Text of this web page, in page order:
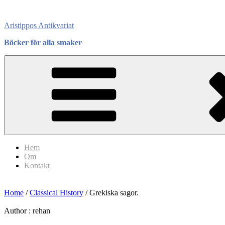
content
Aristippos Antikvariat
Böcker för alla smaker
Hem
Om
Kontakt
Home /Classical History / Grekiska sagor.
Author : rehan